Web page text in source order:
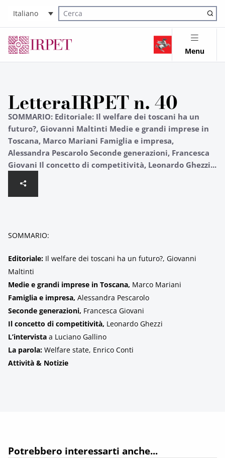
Italiano
Cerca nel sito
Menu
LetteraIRPET n. 40
SOMMARIO: Editoriale: Il welfare dei toscani ha un
futuro?, Giovanni Maltinti Medie e grandi imprese in
Toscana, Marco Mariani Famiglia e impresa,
Alessandra Pescarolo Seconde generazioni, Francesca
Giovani Il concetto di competitività, Leonardo Ghezzi...
SOMMARIO:
Editoriale: Il welfare dei toscani ha un futuro?, Giovanni
Maltinti
Medie e grandi imprese in Toscana, Marco Mariani
Famiglia e impresa, Alessandra Pescarolo
Seconde generazioni, Francesca Giovani
Il concetto di competitività, Leonardo Ghezzi
L’intervista a Luciano Gallino
La parola: Welfare state, Enrico Conti
Attività & Notizie
Potrebbero interessarti anche...